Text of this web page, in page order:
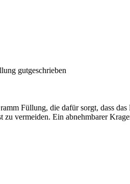
gutgeschrieben
Füllung, die dafür sorgt, dass
vermeiden. Ein abnehmbarer